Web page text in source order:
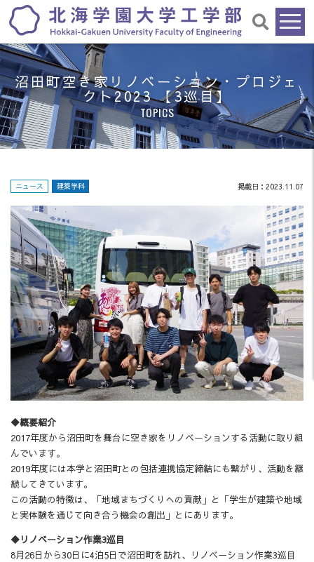
沼田町空き家リノベーション・プロジェ
クト2023 【3巡目】
TOPICS
ニュース 建築学科 掲載日：2023.11.07
◆概要紹介
2017年度から沼田町を舞台に空き家をリノベーションする活動に取り組
んでいます。
2019年度には本学と沼田町との包括連携協定締結にも繋がり、活動を継
続してきています。
この活動の特徴は、「地域まちづくりへの貢献」と「学生が建築や地域
と実体験を通じて向き合う機会の創出」とにあります。
◆リノベーション作業3巡目
8月26日から30日に4泊5日で沼田町を訪れ、リノベーション作業3巡目